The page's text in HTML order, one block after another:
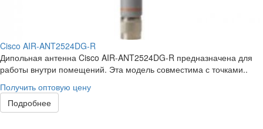
Cisco AIR-ANT2524DG-R
Дипольная антенна Cisco AIR-ANT2524DG-R предназначена для
работы внутри помещений. Эта модель совместима с точками..
Получить оптовую цену
Подробнее